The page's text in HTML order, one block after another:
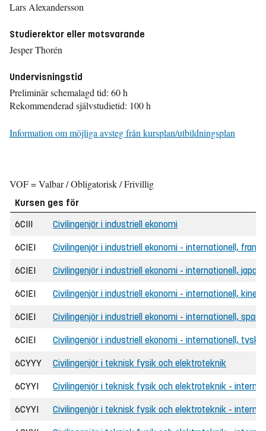
Lars Alexandersson
Studierektor eller motsvarande
Jesper Thorén
Undervisningstid
Preliminär schemalagd tid: 60 h
Rekommenderad självstudietid: 100 h
Information om möjliga avsteg från kursplan/utbildningsplan
VOF = Valbar / Obligatorisk / Frivillig
Kursen ges för
6CIII
Civilingenjör i industriell ekonomi
6CIEI Civilingenjör i industriell ekonomi - internationell,
6CIEI Civilingenjör i industriell ekonomi - internationell,
6CIEI Civilingenjör i industriell ekonomi - internationell,
6CIEI Civilingenjör i industriell ekonomi - internationell,
6CIEI Civilingenjör i industriell ekonomi - internationell, tyska
6CYYY Civilingenjör i teknisk fysik och elektroteknik
6CYYI Civilingenjör i teknisk fysik och elektroteknik -
6CYYI Civilingenjör i teknisk fysik och elektroteknik -